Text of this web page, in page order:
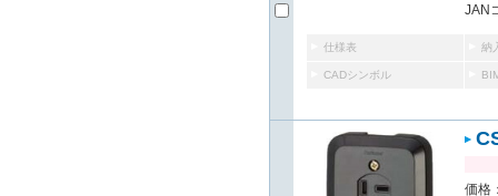
JAN
仕様表 納
CADシンボル
価格